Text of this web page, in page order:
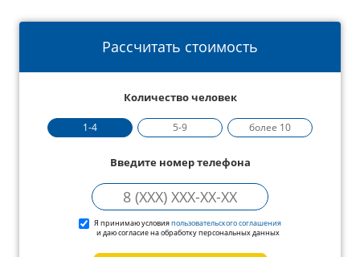
Рассчитать стоимость
Количество человек
1-4 5-9 более 10
Введите номер телефона
Я принимаю условияпользовательского соглашения
и даю согласие на обработку персональных данных